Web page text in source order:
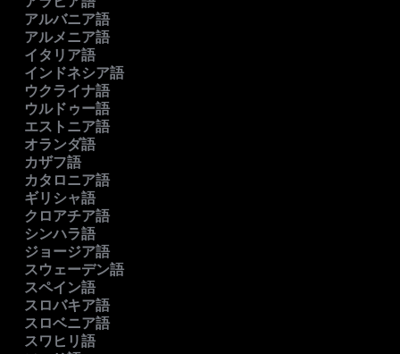
アルバニア語
アルメニア語
イタリア語
インドネシア語
ウクライナ語
ウルドゥー語
エストニア語
オランダ語
カザフ語
カタロニア語
ギリシャ語
クロアチア語
シンハラ語
ジョージア語
スウェーデン語
スペイン語
スロバキア語
スロベニア語
スワヒリ語